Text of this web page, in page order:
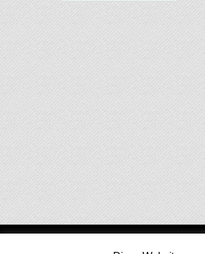
Medienjournal Copyright ©